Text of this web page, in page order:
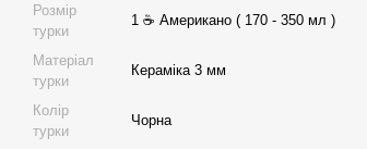
Розмір
турки
1 ☕ Американо ( 170 - 350 мл )
Матеріал
турки
Кераміка 3 мм
Колір
турки
Чорна